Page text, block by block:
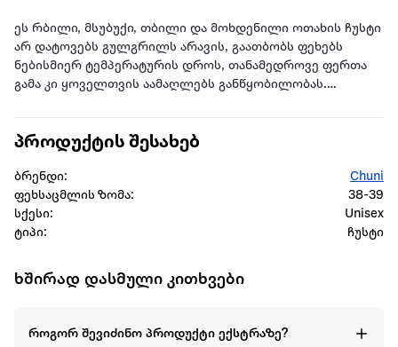
ეს რბილი, მსუბუქი, თბილი და მოხდენილი ოთახის ჩუსტი
არ დატოვებს გულგრილს არავის, გაათბობს ფეხებს
ნებისმიერ ტემპერატურის დროს, თანამედროვე ფერთა
გამა კი ყოველთვის აამაღლებს განწყობილობას.
სამკურნალო თვისებების გამო, მატყლის ტანსაცმელსა და
ფეხსაცმელს აქვს პროფილაქტიკური თვისებები
სხვადასხვა დაავადების დროს, არის კომფორტული და
თბილი.
ფეხსაცმელს ხდის ეკოლოგიურად სუფთას და
პროდუქტის შესახებ
ბრენდი:
Chuni
ფეხსაცმლის ზომა:
38-39
სქესი:
Unisex
ტიპი:
ჩუსტი
ხშირად დასმული კითხვები
როგორ შევიძინო პროდუქტი ექსტრაზე?